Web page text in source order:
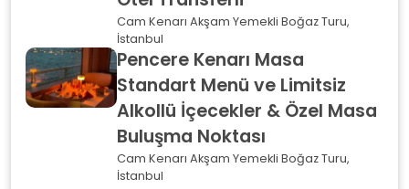
Cam Kenarı Akşam Yemekli Boğaz Turu,
İstanbul
Pencere Kenarı Masa
Standart Menü ve Limitsiz
Alkollü İçecekler & Özel Masa
Buluşma Noktası
Cam Kenarı Akşam Yemekli Boğaz Turu,
İstanbul